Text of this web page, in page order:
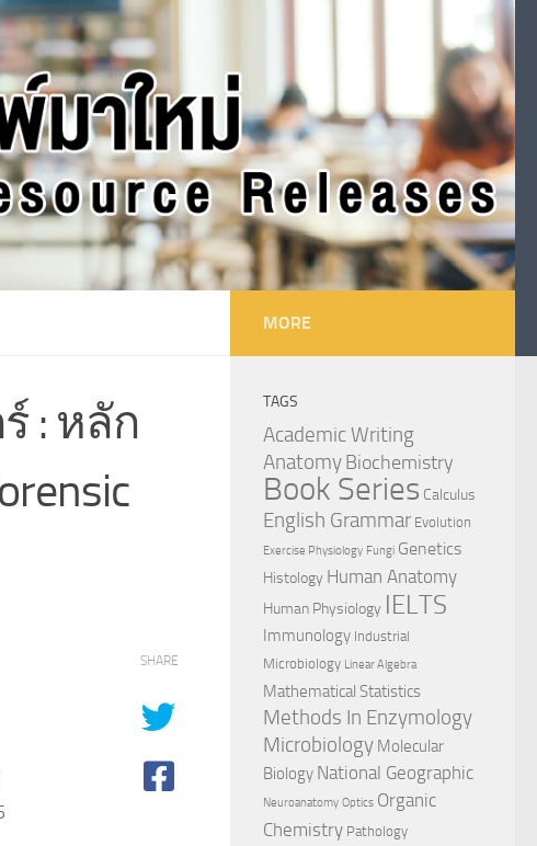
: หลัก
SHARE
MORE
TAGS
Academic Writing
AnatomyBiochemistry
Book Series Calculus
English Grammar Evolution
Exercise Physiology Fungi Genetics
Histology Human Anatomy
Human Physiology IELTS
Immunology Industrial
Microbiology Linear Algebra
Mathematical Statistics
Methods In Enzymology
Microbiology Molecular
Biology National Geographic
Neuroanatomy Optics Organic
Chemistry Pathology